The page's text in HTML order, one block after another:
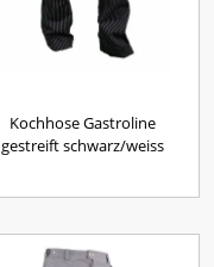
Kochhose Gastroline
gestreift schwarz/weiss